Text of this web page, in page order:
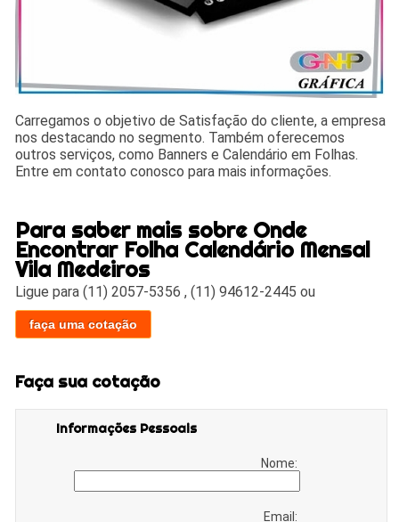
Carregamos o objetivo de Satisfação do cliente, a empresa
nos destacando no segmento. Também oferecemos
outros serviços, como Banners e Calendário em Folhas.
Entre em contato conosco para mais informações.
Para saber mais sobre Onde
Encontrar Folha Calendário Mensal
Vila Medeiros
Ligue para(11) 2057-5356 ,(11) 94612-2445 ou
faça uma cotação
Faça sua cotação
Informações Pessoais
Nome:
Email: